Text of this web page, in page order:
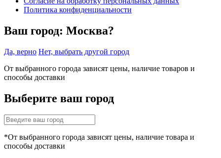
Политика конфиденциальности
Ваш город: Москва?
Да, верно Нет, выбрать другой город
От выбранного города зависят цены, наличие товаров и
способы доставки
Выберите ваш город
*От выбранного города зависят цены, наличие товара и
способы доставки